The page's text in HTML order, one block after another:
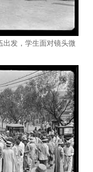
出发，学生面对镜头微